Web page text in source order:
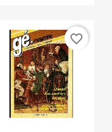
favorite_border